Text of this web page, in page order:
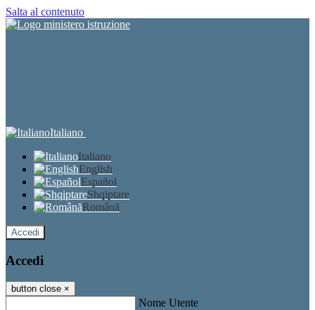
Salta al contenuto
Italiano
Italiano
English
Español
Shqiptare
Română
Accedi
Accedi
button close ×
Nome Utente